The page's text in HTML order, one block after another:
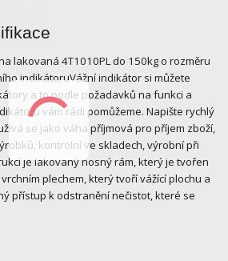
lakovaná 4T1010PL do 150kg o rozměru
indikátoruVážní indikátor si můžete
a to podle požadavků na funkci a
vám rádi pomůžeme. Napište rychlý
se jako váha příjmová pro příjem zboží,
kontrolní ve skladech, výrobní při
je lakovaný nosný rám, který je tvořen
plechem, který tvoří vážící plochu a
přístup k odstranění nečistot, které se